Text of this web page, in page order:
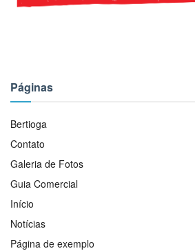
Páginas
Bertioga
Contato
Galeria de Fotos
Guia Comercial
Início
Notícias
Página de exemplo